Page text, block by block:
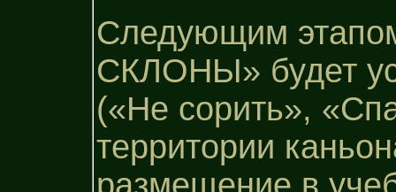
Следующим
СКЛОНЫ» будет
(«Не сорить»,
территории